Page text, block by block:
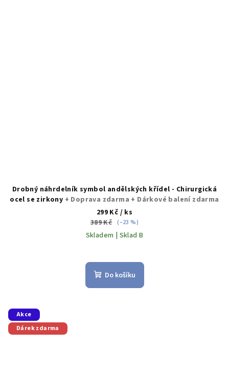
Drobný náhrdelník symbol andělských křídel - Chirurgická
ocel se zirkony + Doprava zdarma + Dárkové balení zdarma
299 Kč / ks
389 Kč (–23 %)
Skladem | Sklad B
hodnocení
produktu
Do košíku
Akce
Dárek zdarma